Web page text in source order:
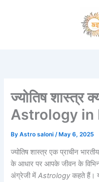
ज्योतिष शास्त्र
Astrology in
ByAstro saloni/ May 6, 2025
ज्योतिष शास्त्र एक प्राचीन
के आधार पर आपके जीवन के
अंग्रेजी मेंAstrology कहते हैं।